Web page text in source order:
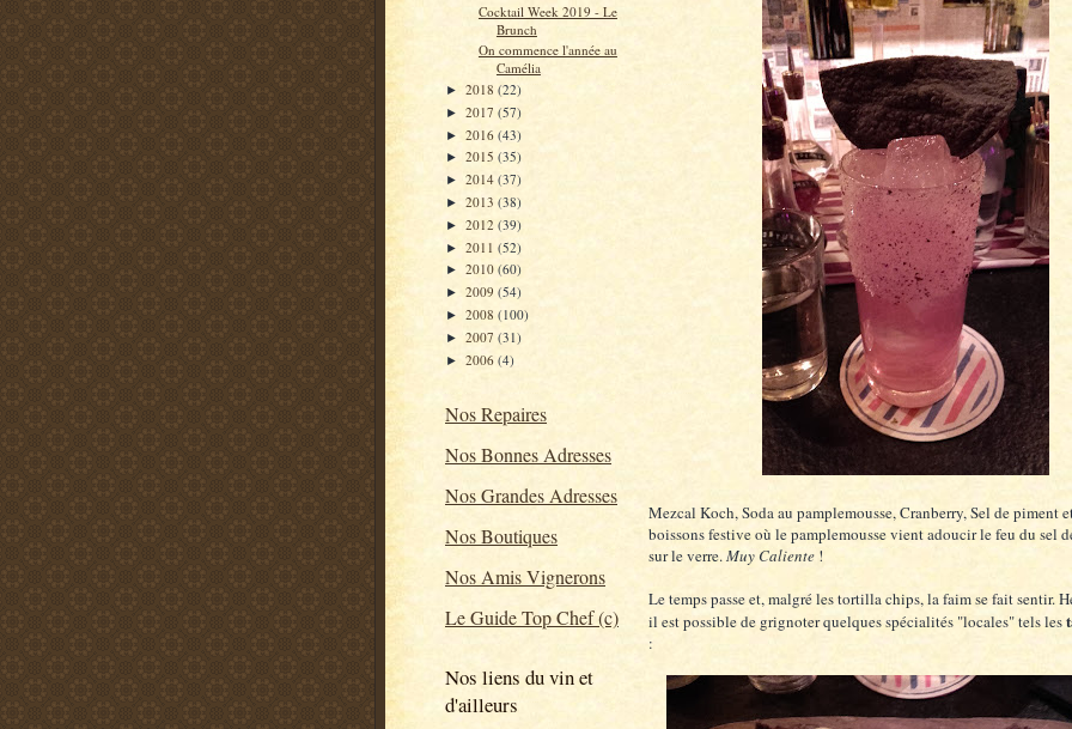
Cocktail Week 2019 - Le
Brunch
On commence l'année au
Camélia
► 2018 (22)
► 2017 (57)
► 2016 (43)
► 2015 (35)
► 2014 (37)
► 2013 (38)
► 2012 (39)
► 2011 (52)
► 2010 (60)
► 2009 (54)
► 2008 (100)
► 2007 (31)
► 2006 (4)
Nos Repaires
Nos Bonnes Adresses
Nos Grandes Adresses
Nos Boutiques
Nos Amis Vignerons
Le Guide Top Chef (c)
Nos liens du vin et
d'ailleurs
Mezcal Koch, Soda au pamplemousse, Cranberry, Sel de piment
boissons festive où le pamplemousse vient adoucir le feu du sel
sur le verre.Muy Caliente !
Le temps passe et, malgré les tortilla chips, la faim se fait sentir.
il est possible de grignoter quelques spécialités "locales" tels les
: